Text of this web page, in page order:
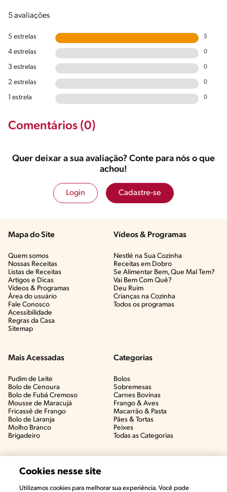
5 avaliações
5 estrelas 5
4 estrelas 0
3 estrelas 0
2 estrelas 0
1 estrela 0
Comentários (0)
Quer deixar a sua avaliação? Conte para nós o que
achou!
Login Cadastre-se
Mapa do Site
Quem somos
Nossas Receitas
Listas de Receitas​
Artigos e Dicas​
Vídeos & Programas​
Área do usuário
Fale Conosco
Acessibilidade
Regras da Casa
Sitemap
Vídeos & Programas​
Nestlé na Sua Cozinha
Receitas em Dobro
Se Alimentar Bem, Que Mal Tem?​
Vai Bem Com Quê?​
Deu Ruim​
Crianças na Cozinha​
Todos os programas
Mais Acessadas
Pudim de Leite
Bolo de Cenoura
Bolo de Fubá Cremoso
Mousse de Maracujá
Fricassê de Frango
Bolo de Laranja
Molho Branco
Brigadeiro
Categorias
Bolos
Sobremesas
Carnes Bovinas​
Frango & Aves​
Macarrão & Pasta​
Pães & Tortas​
Peixes
Todas as Categorias
Cookies nesse site
Utilizamos cookies para melhorar sua experiência. Você pode